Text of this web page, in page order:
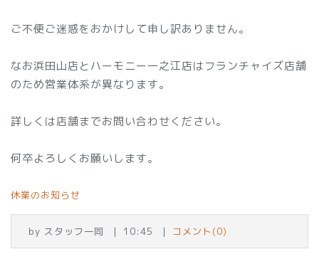
ご不便ご迷惑をおかけして申し訳ありません。
なお浜田山店とハーモニー一之江店はフランチャイズ店舗
のため営業体系が異なります。
詳しくは店舗までお問い合わせください。
何卒よろしくお願いします。
休業のお知らせ
by スタッフ一同 10:45 コメント(0)